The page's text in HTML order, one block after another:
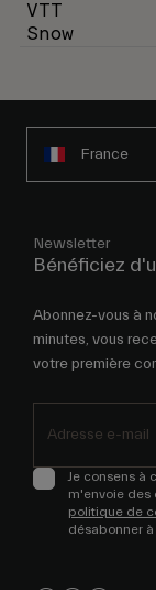
VTT
Snow
France
Newsletter
Bénéficiez
Abonnez-vous à
minutes, vous
votre première
Je consens à
m'envoie des
politique de
désabonner